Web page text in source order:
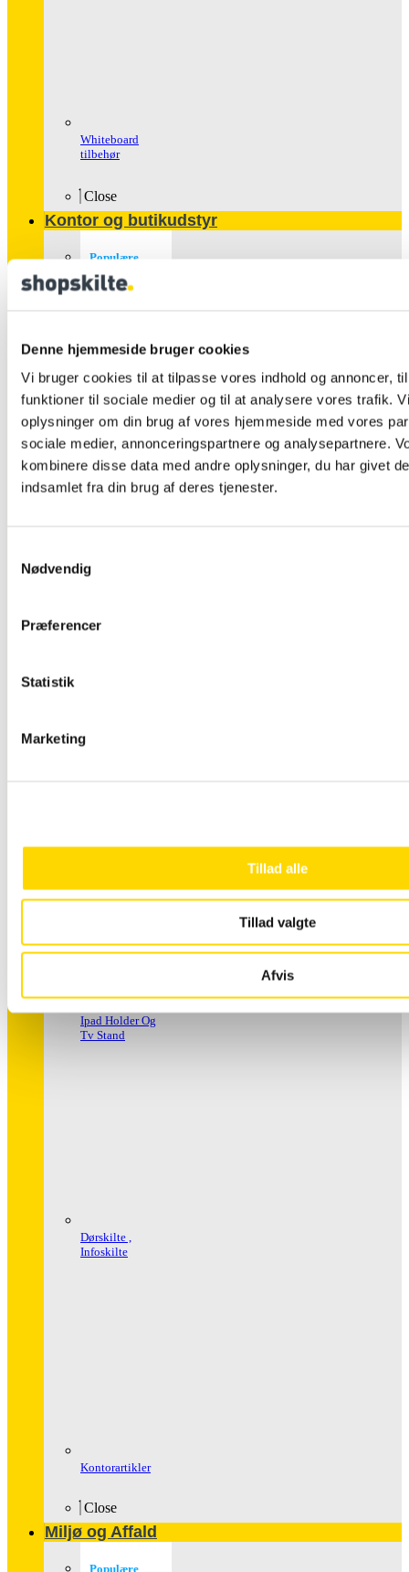
Denne hjemmeside bruger cookies
Vi bruger cookies til at tilpasse vores indhold og annoncer,
funktioner til sociale medier og til at analysere vores trafik.
oplysninger om din brug af vores hjemmeside med vores
sociale medier, annonceringspartnere og analysepartnere.
kombinere disse data med andre oplysninger, du har givet
indsamlet fra din brug af deres tjenester.
Nødvendig
Præferencer
Statistik
Marketing
Tillad alle
Tillad valgte
Afvis
Whiteboard
tilbehør
Close
Kontor og butikudstyr
Populære
produkter
Dørskilte ,
Infoskilte
Kontorartikler
Se Alt
Kontor/butikudstyr
Glasskabe
Ipad Holder Og
Tv Stand
Dørskilte ,
Infoskilte
Kontorartikler
Close
Miljø og Affald
Populære